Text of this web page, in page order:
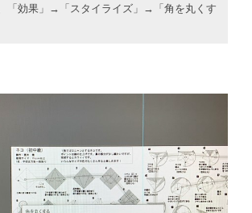
「効果」→「スタイライズ」→「角を丸くす